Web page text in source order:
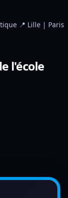
📍 Lille | Paris
l'école